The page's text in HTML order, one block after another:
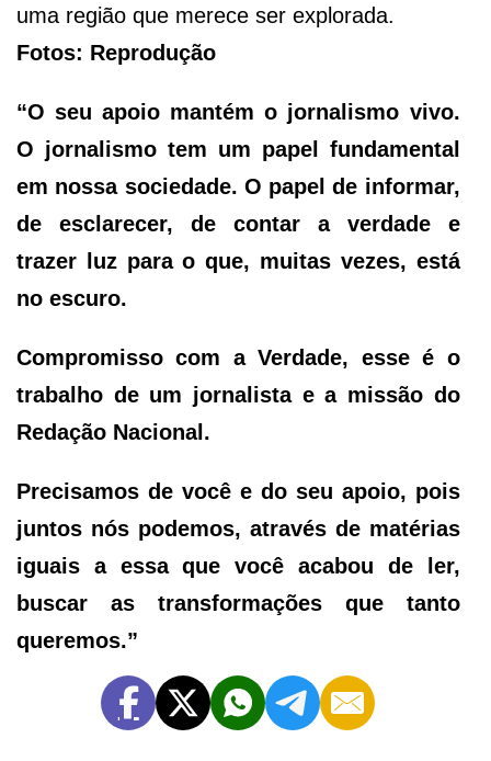
uma região que merece ser explorada.
Fotos: Reprodução
“O seu apoio mantém o jornalismo vivo.
O jornalismo tem um papel fundamental
em nossa sociedade. O papel de informar,
de esclarecer, de contar a verdade e
trazer luz para o que, muitas vezes, está
no escuro.
Compromisso com a Verdade, esse é o
trabalho de um jornalista e a missão do
Redação Nacional.
Precisamos de você e do seu apoio, pois
juntos nós podemos, através de matérias
iguais a essa que você acabou de ler,
buscar as transformações que tanto
queremos.”